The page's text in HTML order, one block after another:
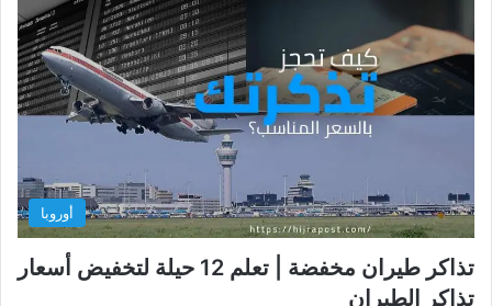
أوروبا
تذاكر طيران مخفضة | تعلم 12 حيلة لتخفيض أسعار
تذاكر الطيران